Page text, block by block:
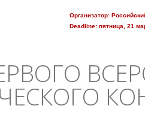
Организатор:
Deadline:пятница, 21